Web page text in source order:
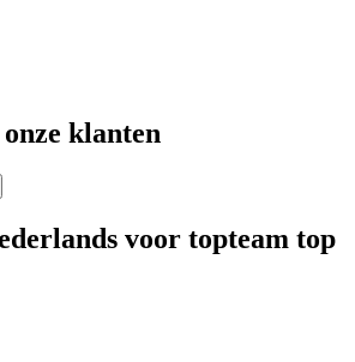
onze klanten
voor topteam top